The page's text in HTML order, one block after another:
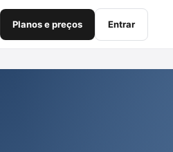
Planos e preços Entrar